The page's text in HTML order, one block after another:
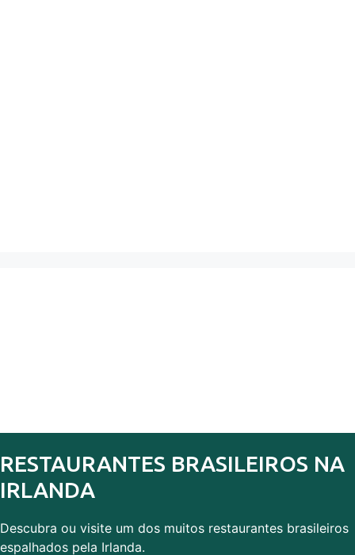
RESTAURANTES BRASILEIROS NA
IRLANDA
Descubra ou visite um dos muitos restaurantes brasileiros
espalhados pela Irlanda.